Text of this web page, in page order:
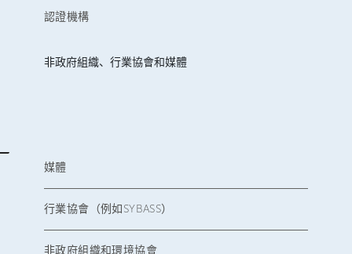
認證機構
非政府組織、行業協會和媒體
媒體
行業協會（例如SYBASS）
非政府組織和環境協會